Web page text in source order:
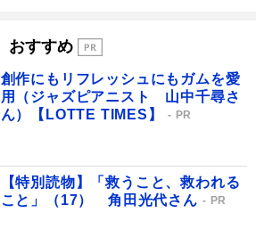
おすすめ
創作にもリフレッシュにもガムを愛
用（ジャズピアニスト 山中千尋さ
ん）【LOTTE TIMES】
PR
【特別読物】「救うこと、救われる
こと」（17） 角田光代さん
PR